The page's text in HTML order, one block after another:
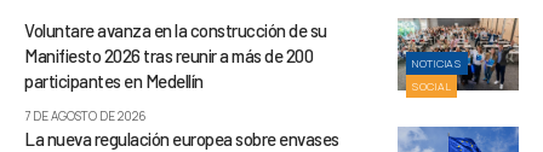
NOTICIAS
SOCIAL
Voluntare avanza en la construcción de su
Manifiesto 2026 tras reunir a más de 200
participantes en Medellín
7 DE AGOSTO DE 2026
La nueva regulación europea sobre envases